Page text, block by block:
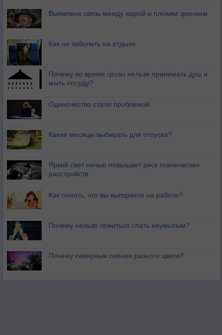
Выявлена связь между жарой и плохим зрением
Как не заболеть на отдыхе
Почему во время грозы нельзя принимать душ и
мыть посуду?
Одиночество стало проблемой
Какие месяцы выбирать для отпуска?
Яркий свет ночью повышает риск психических
расстройств
Как понять, что вы выгораете на работе?
Почему нельзя ложиться спать неумытым?
Почему северные сияния разного цвета?